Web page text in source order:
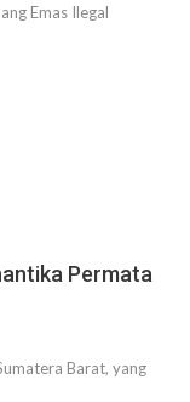
Emas Ilegal
Permata
Barat, yang